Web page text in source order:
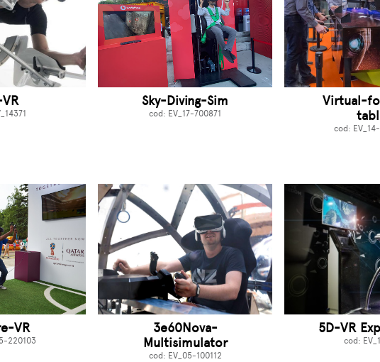
Sky-Diving-Sim
cod: EV_17-700871
Virtual-
cod:
VR
220103
3e60Nova-
Multisimulator
cod: EV_05-100112
5D-VR
cod: